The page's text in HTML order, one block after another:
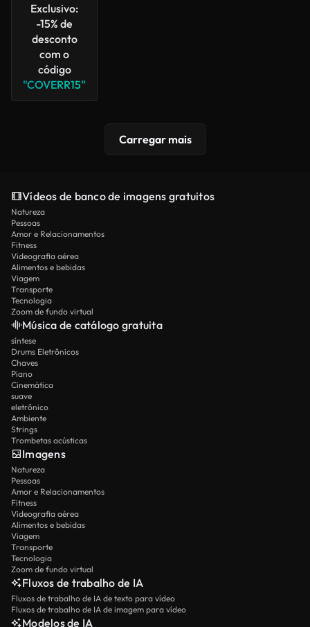
Exclusivo:
-15% de
desconto
com o
código
"COVERR15"
Carregar mais
Vídeos de banco de imagens gratuitos
Natureza
Pessoas
Amor e Relacionamentos
Fitness
Videografia aérea
Alimentos e bebidas
Viagem
Transporte
Tecnologia
Zoom de fundo virtual
Música de catálogo gratuita
síntese
Drums Eletrônicos
Chaves
Piano
Cinemática
suave
eletrônico
Ambiente
Strings
Trombetas acústicas
Imagens
Natureza
Pessoas
Amor e Relacionamentos
Fitness
Videografia aérea
Alimentos e bebidas
Viagem
Transporte
Tecnologia
Zoom de fundo virtual
Fluxos de trabalho de IA
Fluxos de trabalho de IA de texto para vídeo
Fluxos de trabalho de IA de imagem para vídeo
Modelos de IA